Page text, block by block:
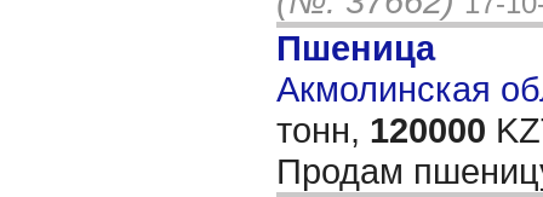
Пшеница
Акмолинская
тонн, 120000
Продам